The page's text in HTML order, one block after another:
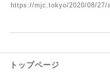
https://mjc.tokyo/2020/08/27/
トップページ